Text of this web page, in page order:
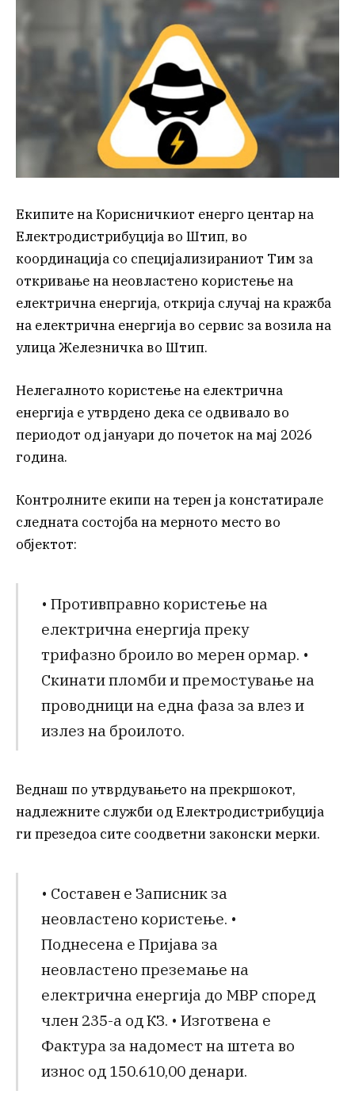
Екипите на Корисничкиот енерго центар на
Електродистрибуција во Штип, во
координација со специјализираниот Тим за
откривање на неовластено користење на
електрична енергија, открија случај на кражба
на електрична енергија во сервис за возила на
улица Железничка во Штип.
Нелегалното користење на електрична
енергија е утврдено дека се одвивало во
периодот од јануари до почеток на мај 2026
година.
Контролните екипи на терен ја констатирале
следната состојба на мерното место во
објектот:
• Противправно користење на
електрична енергија преку
трифазно броило во мерен ормар. •
Скинати пломби и премостување на
проводници на една фаза за влез и
излез на броилото.
Веднаш по утврдувањето на прекршокот,
надлежните служби од Електродистрибуција
ги презедоа сите соодветни законски мерки.
• Составен е Записник за
неовластено користење. •
Поднесена е Пријава за
неовластено преземање на
електрична енергија до МВР според
член 235-а од КЗ. • Изготвена е
Фактура за надомест на штета во
износ од 150.610,00 денари.